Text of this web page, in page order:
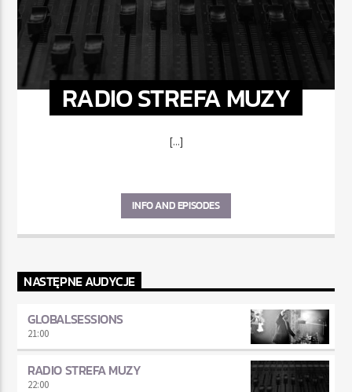
RADIO STREFA MUZY
[...]
INFO AND EPISODES
NASTĘPNE AUDYCJE
GLOBALSESSIONS
21:00
RADIO STREFA MUZY
22:00